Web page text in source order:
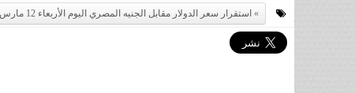
استقرار سعر الدولار مقابل الجنيه المصري اليوم الأربعاء 12 مارس 2025